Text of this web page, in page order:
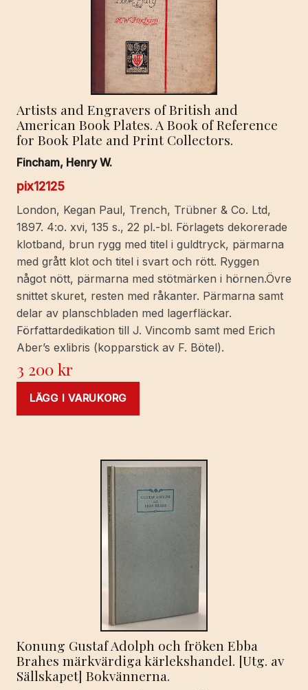
Artists and Engravers of British and
American Book Plates. A Book of Reference
for Book Plate and Print Collectors.
Fincham, Henry W.
pix12125
London, Kegan Paul, Trench, Trübner & Co. Ltd,
1897. 4:o. xvi, 135 s., 22 pl.-bl. Förlagets dekorerade
klotband, brun rygg med titel i guldtryck, pärmarna
med grått klot och titel i svart och rött. Ryggen
något nött, pärmarna med stötmärken i hörnen.Övre
snittet skuret, resten med råkanter. Pärmarna samt
delar av planschbladen med lagerfläckar.
Författardedikation till J. Vincomb samt med Erich
Aber’s exlibris (kopparstick av F. Bötel).
3 200kr
LÄGG I VARUKORG
Konung Gustaf Adolph och fröken Ebba
Brahes märkvärdiga kärlekshandel. [Utg. av
Sällskapet] Bokvännerna.